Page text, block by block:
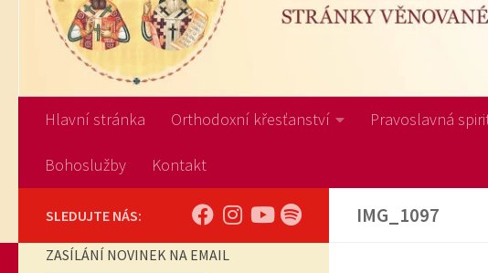
Hlavní stránka Orthodoxní křesťanství Pravoslavná
Bohoslužby Kontakt
IMG_1097
SLEDUJTE NÁS:
ZASÍLÁNÍ NOVINEK NA EMAIL